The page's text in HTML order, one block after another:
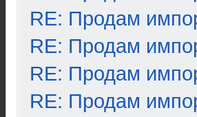
RE: Продам
RE: Продам
RE: Продам
RE: Продам